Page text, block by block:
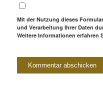
Mit der Nutzung dieses
und Verarbeitung Ihrer Daten
Weitere Informationen erfahren